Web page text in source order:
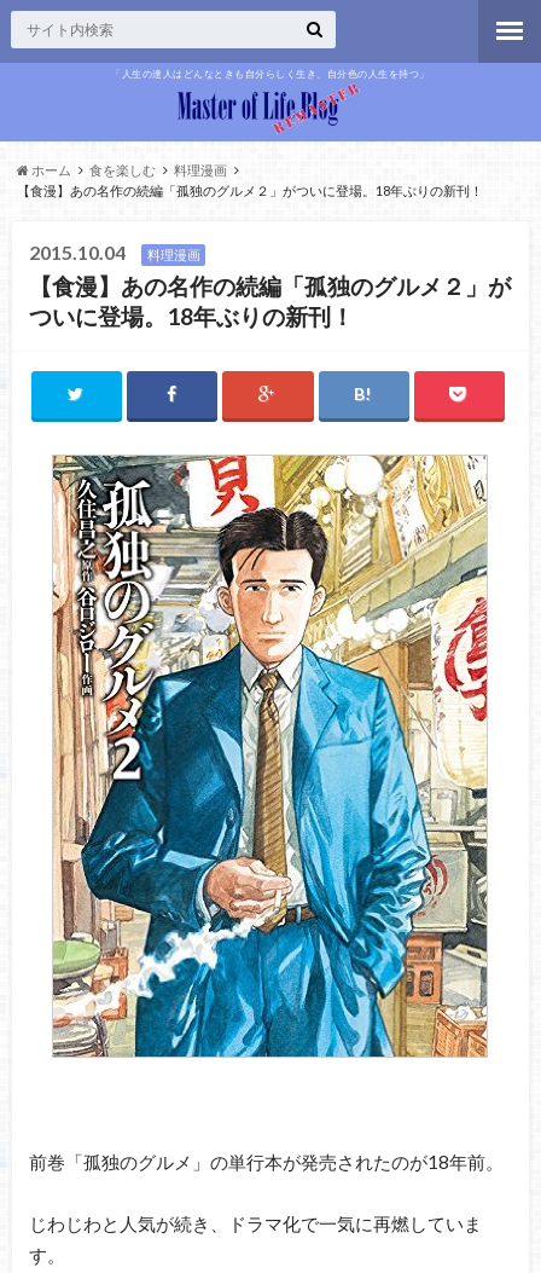
「人生の達人はどんなときも自分らしく生き、自分色の人生を持つ」
ホーム 食を楽しむ
料理漫画
【食漫】あの名作の続編「孤独のグルメ２」がついに登場。18年ぶりの新刊！
2015.10.04 料理漫画
【食漫】あの名作の続編「孤独のグルメ２」が
ついに登場。18年ぶりの新刊！
前巻「孤独のグルメ」の単行本が発売されたのが18年前。
じわじわと人気が続き、ドラマ化で一気に再燃していま
す。